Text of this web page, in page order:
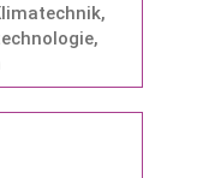
,
,